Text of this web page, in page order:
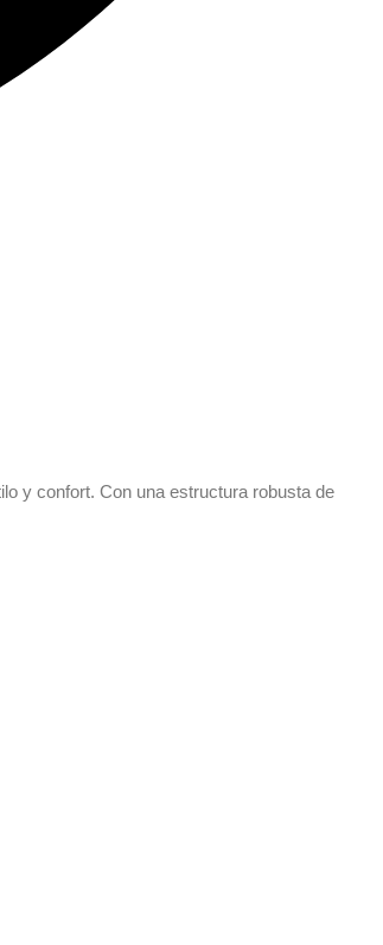
y confort. Con una estructura robusta de